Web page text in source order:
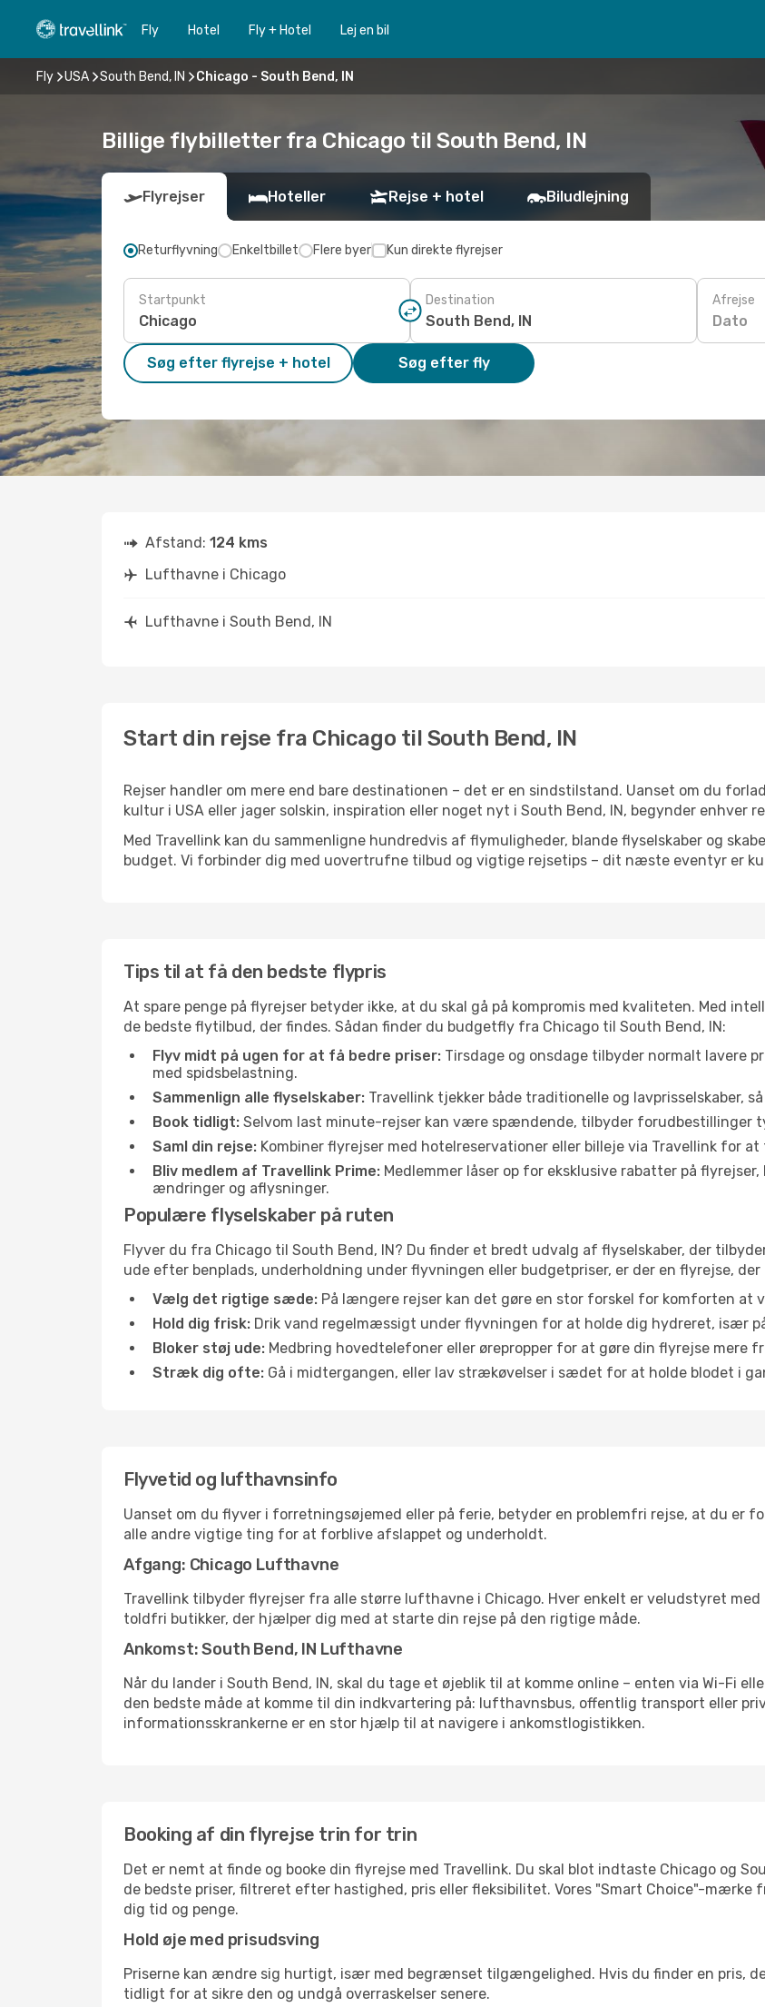
Fly Hotel Fly + Hotel Lej en bil
Fly USA South Bend, IN Chicago - South Bend, IN
Billige flybilletter fra Chicago til South Bend, IN
Flyrejser Hoteller Rejse + hotel Biludlejning
Returflyvning Enkeltbillet Flere byer Kun direkte flyrejser
Startpunkt Destination Afrejse
Dato
Søg efter flyrejse + hotel Søg efter fly
Afstand: 124 kms
Lufthavne i Chicago
Lufthavne i South Bend, IN
Start din rejse fra Chicago til South Bend, IN
Rejser handler om mere end bare destinationen – det er en sindstilstand. Uanset om du
kultur i USA eller jager solskin, inspiration eller noget nyt i South Bend, IN, begynder enhver
Med Travellink kan du sammenligne hundredvis af flymuligheder, blande flyselskaber og
budget. Vi forbinder dig med uovertrufne tilbud og vigtige rejsetips – dit næste eventyr er
Tips til at få den bedste flypris
At spare penge på flyrejser betyder ikke, at du skal gå på kompromis med kvaliteten. Med
de bedste flytilbud, der findes. Sådan finder du budgetfly fra Chicago til South Bend, IN:
Flyv midt på ugen for at få bedre priser: Tirsdage og onsdage tilbyder normalt lavere
med spidsbelastning.
Sammenlign alle flyselskaber: Travellink tjekker både traditionelle og lavprisselskaber,
Book tidligt: Selvom last minute-rejser kan være spændende, tilbyder forudbestillinger
Saml din rejse: Kombiner flyrejser med hotelreservationer eller billeje via Travellink for
Bliv medlem af Travellink Prime: Medlemmer låser op for eksklusive rabatter på
ændringer og aflysninger.
Populære flyselskaber på ruten
Flyver du fra Chicago til South Bend, IN? Du finder et bredt udvalg af flyselskaber, der
ude efter benplads, underholdning under flyvningen eller budgetpriser, er der en flyrejse, der
Vælg det rigtige sæde: På længere rejser kan det gøre en stor forskel for komforten at
Hold dig frisk: Drik vand regelmæssigt under flyvningen for at holde dig hydreret, især
Bloker støj ude: Medbring hovedtelefoner eller ørepropper for at gøre din flyrejse mere
Stræk dig ofte: Gå i midtergangen, eller lav strækøvelser i sædet for at holde blodet i
Flyvetid og lufthavnsinfo
Uanset om du flyver i forretningsøjemed eller på ferie, betyder en problemfri rejse, at du er
alle andre vigtige ting for at forblive afslappet og underholdt.
Afgang: Chicago Lufthavne
Travellink tilbyder flyrejser fra alle større lufthavne i Chicago. Hver enkelt er veludstyret
toldfri butikker, der hjælper dig med at starte din rejse på den rigtige måde.
Ankomst: South Bend, IN Lufthavne
Når du lander i South Bend, IN, skal du tage et øjeblik til at komme online – enten via Wi-Fi
den bedste måde at komme til din indkvartering på: lufthavnsbus, offentlig transport eller
informationsskrankerne er en stor hjælp til at navigere i ankomstlogistikken.
Booking af din flyrejse trin for trin
Det er nemt at finde og booke din flyrejse med Travellink. Du skal blot indtaste Chicago og
de bedste priser, filtreret efter hastighed, pris eller fleksibilitet. Vores "Smart Choice"-
dig tid og penge.
Hold øje med prisudsving
Priserne kan ændre sig hurtigt, især med begrænset tilgængelighed. Hvis du finder en pris,
tidligt for at sikre den og undgå overraskelser senere.